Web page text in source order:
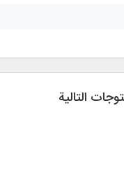
التالية